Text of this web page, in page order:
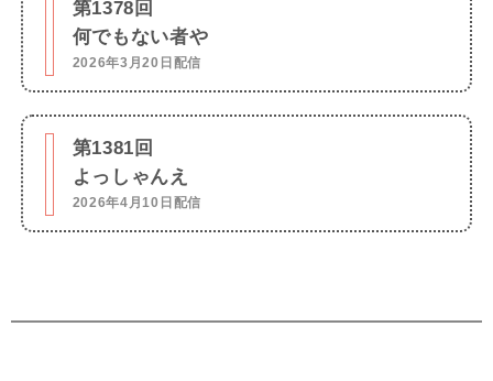
第1378回
何でもない者や
2026年3月20日配信
第1381回
よっしゃんえ
2026年4月10日配信